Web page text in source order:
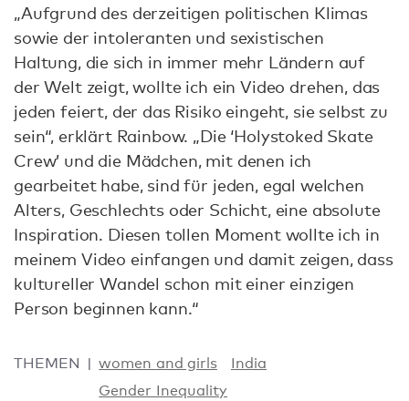
„Aufgrund des derzeitigen politischen Klimas
sowie der intoleranten und sexistischen
Haltung, die sich in immer mehr Ländern auf
der Welt zeigt, wollte ich ein Video drehen, das
jeden feiert, der das Risiko eingeht, sie selbst zu
sein“, erklärt Rainbow. „Die ‘Holystoked Skate
Crew’ und die Mädchen, mit denen ich
gearbeitet habe, sind für jeden, egal welchen
Alters, Geschlechts oder Schicht, eine absolute
Inspiration. Diesen tollen Moment wollte ich in
meinem Video einfangen und damit zeigen, dass
kultureller Wandel schon mit einer einzigen
Person beginnen kann.“
THEMEN women and girls
India
Gender Inequality